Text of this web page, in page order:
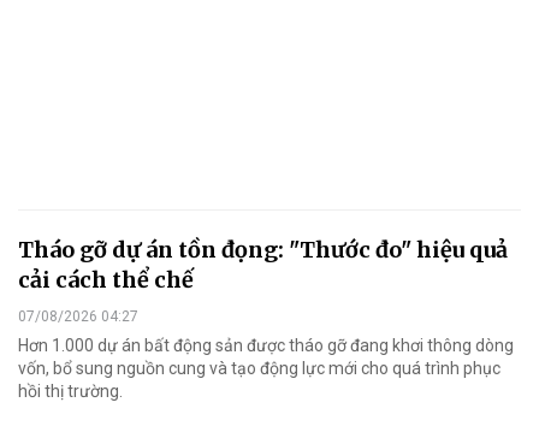
Tháo gỡ dự án tồn đọng: "Thước đo" hiệu quả
cải cách thể chế
07/08/2026 04:27
Hơn 1.000 dự án bất động sản được tháo gỡ đang khơi thông dòng
vốn, bổ sung nguồn cung và tạo động lực mới cho quá trình phục
hồi thị trường.